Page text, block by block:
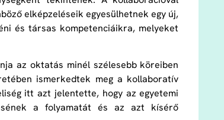
elképzeléseik egyesülhetnek egy új,
és társas kompetenciáikra, melyeket
az oktatás minél szélesebb köreiben
ismerkedtek meg a kollaboratív
itt azt jelentette, hogy az egyetemi
a folyamatát és az azt kísérő